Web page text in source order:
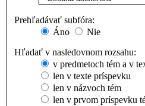
Prehľadávať subfóra:
Áno
Nie
Hľadať v nasledovnom rozsahu:
v predmetoch tém a v
len v texte príspevku
len v názvoch tém
len v prvom príspevku